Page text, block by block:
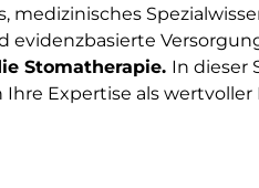
Stomatherapie. In dieser
Expertise als